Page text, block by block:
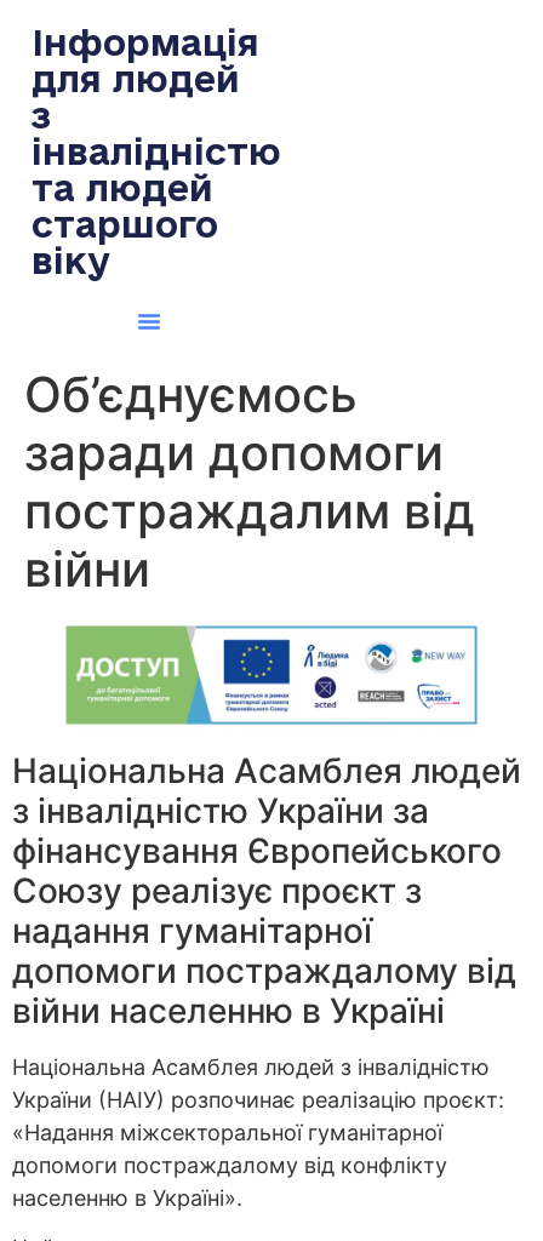
Інформація
для людей
з
інвалідністю
та людей
старшого
віку
Об’єднуємось
заради допомоги
постраждалим від
війни
Національна Асамблея людей
з інвалідністю України за
фінансування Європейського
Союзу реалізує проєкт з
надання гуманітарної
допомоги постраждалому від
війни населенню в Україні
Національна Асамблея людей з інвалідністю
України (НАІУ) розпочинає реалізацію проєкт:
«Надання міжсекторальної гуманітарної
допомоги постраждалому від конфлікту
населенню в Україні».